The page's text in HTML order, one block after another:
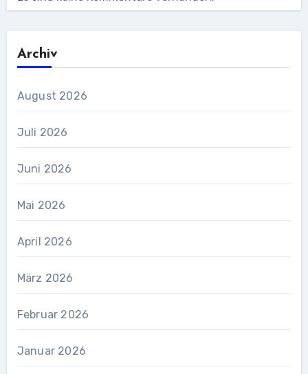
Archiv
August 2026
Juli 2026
Juni 2026
Mai 2026
April 2026
März 2026
Februar 2026
Januar 2026